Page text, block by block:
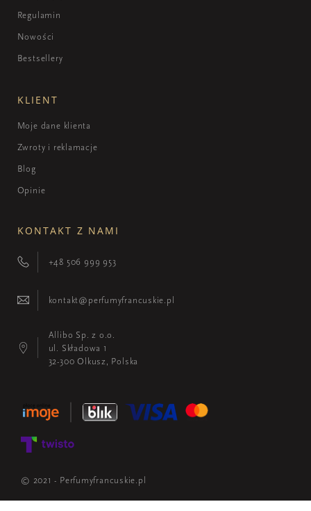
Regulamin
Nowości
Bestsellery
KLIENT
Moje dane klienta
Zwroty i reklamacje
Blog
Opinie
KONTAKT Z NAMI
+48 506 999 953
kontakt@perfumyfrancuskie.pl
Allibo Sp. z o.o.
ul. Składowa 1
32-300 Olkusz, Polska
© 2021 - Perfumyfrancuskie.pl